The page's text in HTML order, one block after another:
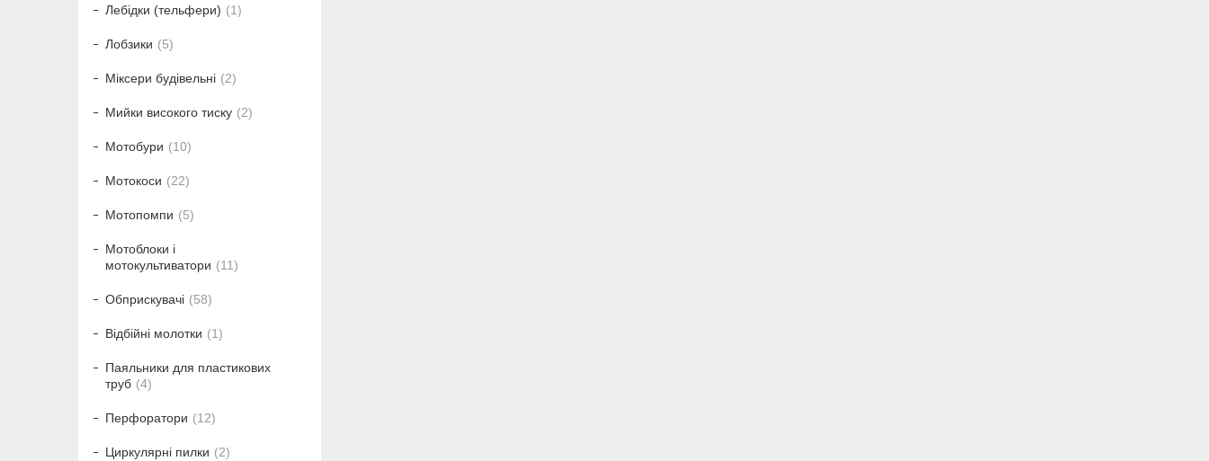
Лебідки (тельфери) 1
Лобзики 5
Міксери будівельні 2
Мийки високого тиску 2
Мотобури 10
Мотокоси 22
Мотопомпи 5
Мотоблоки і
мотокультиватори
11
Обприскувачі 58
Відбійні молотки 1
Паяльники для пластикових
труб
4
Перфоратори 12
Циркулярні пилки 2